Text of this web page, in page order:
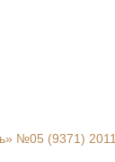
№05 (9371) 2011